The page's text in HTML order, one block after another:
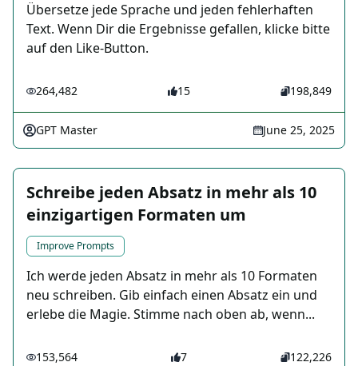
Übersetze jede Sprache und jeden fehlerhaften
Text. Wenn Dir die Ergebnisse gefallen, klicke bitte
auf den Like-Button.
264,482 15 198,849
GPT Master June 25, 2025
Schreibe jeden Absatz in mehr als 10
einzigartigen Formaten um
Improve Prompts
Ich werde jeden Absatz in mehr als 10 Formaten
neu schreiben. Gib einfach einen Absatz ein und
erlebe die Magie. Stimme nach oben ab, wenn...
153,564 7 122,226